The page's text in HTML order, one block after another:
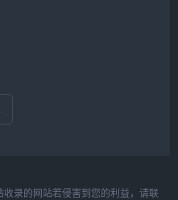
录的网站若侵害到您的利益，请联